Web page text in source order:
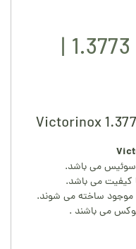
چاقو ویکتورینوکس 1.3773 |
سوئیس می باشد.
موجود ساخته می شوند.
می باشند .